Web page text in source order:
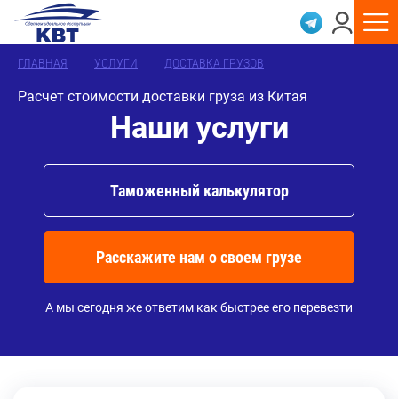
ГЛАВНАЯ УСЛУГИ ДОСТАВКА ГРУЗОВ
Расчет стоимости доставки груза из Китая
Наши услуги
Таможенный калькулятор
Расскажите нам о своем грузе
А мы сегодня же ответим как быстрее его перевезти